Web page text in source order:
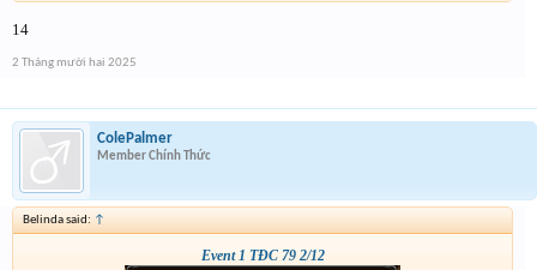
14
2 Tháng mười hai 2025
ColePalmer
Member Chính Thức
Belinda said: ↑
Event 1 TĐC 79 2/12